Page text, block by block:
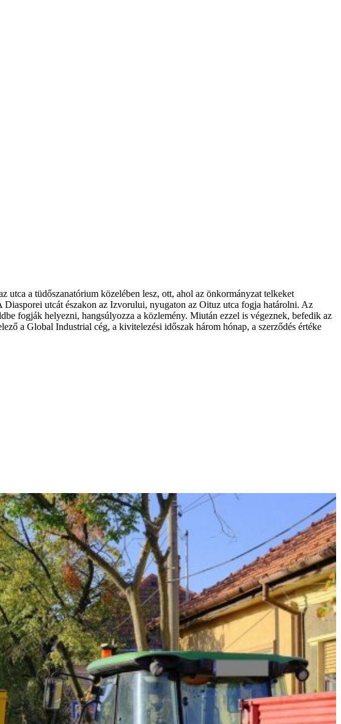
a tüdőszanatórium közelében lesz, ott, ahol az önkormányzat telkeket
utcát északon az Izvorului, nyugaton az Oituz utca fogja határolni. Az
fogják helyezni, hangsúlyozza a közlemény. Miután ezzel is végeznek, befedik az
a Global Industrial cég, a kivitelezési időszak három hónap, a szerződés értéke